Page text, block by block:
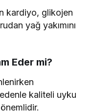
kardiyo, glikojen
yağ yakımını
Eder mi?
kaliteli uyku